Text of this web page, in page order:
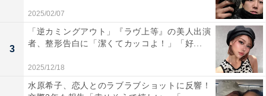
2025/02/07
3
「逆カミングアウト」『ラヴ上等』の美人出演
者、整形告白に「潔くてカッコよ！」「好...
2025/12/18
水原希子、恋人とのラブラブショットに反響！